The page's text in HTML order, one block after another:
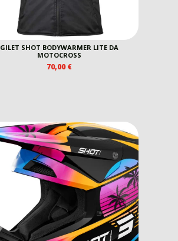
GILET SHOT BODYWARMER LITE DA
MOTOCROSS
70,00€